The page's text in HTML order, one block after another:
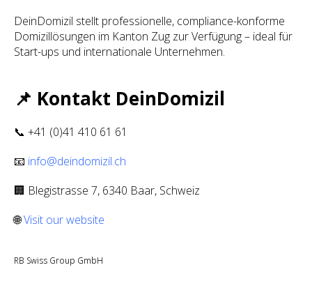
DeinDomizil stellt professionelle, compliance-konforme
Domizillösungen im Kanton Zug zur Verfügung – ideal für
Start-ups und internationale Unternehmen.
📌 Kontakt DeinDomizil
📞 +41 (0)41 410 61 61
📧 info@deindomizil.ch
🏢 Blegistrasse 7, 6340 Baar, Schweiz
🌐Visit our website
RB Swiss Group GmbH